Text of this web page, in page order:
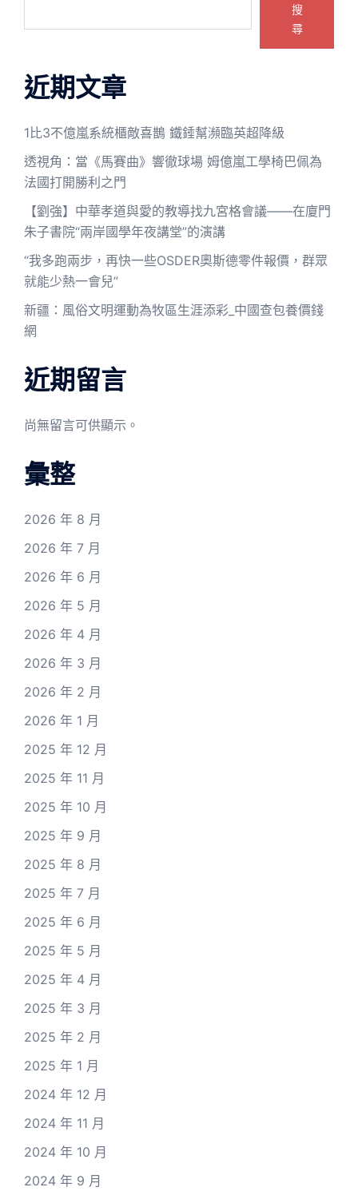
搜
尋
近期文章
1比3不億嵐系統櫃敵喜鵲 鐵錘幫瀕臨英超降級
透視角：當《馬賽曲》響徹球場 姆億嵐工學椅巴佩為
法國打開勝利之門
【劉強】中華孝道與愛的教導找九宮格會議——在廈門
朱子書院“兩岸國學年夜講堂”的演講
“我多跑兩步，再快一些OSDER奧斯德零件報價，群眾
就能少熱一會兒”
新疆：風俗文明運動為牧區生涯添彩_中國查包養價錢
網
近期留言
尚無留言可供顯示。
彙整
2026 年 8 月
2026 年 7 月
2026 年 6 月
2026 年 5 月
2026 年 4 月
2026 年 3 月
2026 年 2 月
2026 年 1 月
2025 年 12 月
2025 年 11 月
2025 年 10 月
2025 年 9 月
2025 年 8 月
2025 年 7 月
2025 年 6 月
2025 年 5 月
2025 年 4 月
2025 年 3 月
2025 年 2 月
2025 年 1 月
2024 年 12 月
2024 年 11 月
2024 年 10 月
2024 年 9 月